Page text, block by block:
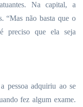
Na capital, a
“Mas não basta que o
preciso que ela seja
pessoa adquiriu ao se
fez algum exame.